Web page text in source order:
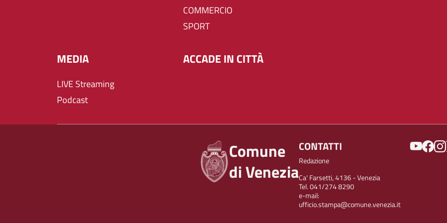
COMMERCIO
SPORT
MEDIA
LIVE Streaming
Podcast
ACCADE IN CITTÀ
Comune
di Venezia
CONTATTI
Redazione
Ca' Farsetti, 4136 - Venezia
Tel. 041/274 8290
e-mail:
ufficio.stampa@comune.venezia.it